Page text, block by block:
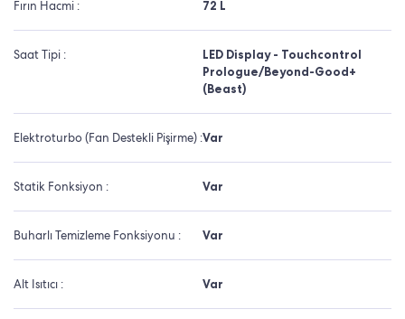
Fırın Hacmi : 72 L
Saat Tipi :
LED Display - Touchcontrol
Prologue/Beyond-Good+
(Beast)
Elektroturbo (Fan Destekli Pişirme) :Var
Statik Fonksiyon : Var
Buharlı Temizleme Fonksiyonu : Var
Alt Isıtıcı : Var